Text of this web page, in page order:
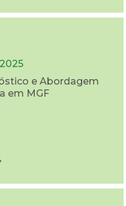
e Abordagem
em MGF